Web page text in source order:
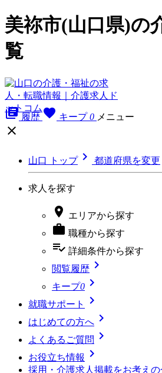
美祢市(山口県)の
覧
library_books 履歴 favorite キープ 0 メニュー

山口 トップ 都道府県を変更
求人を探す
 エリアから探す
 職種から探す
playlist_add_check 詳細条件から探す
閲覧履歴 
キープ0 
就職サポート 
はじめての方へ 
よくあるご質問 
お役立ち情報 
採用・介護求人掲載をお考え